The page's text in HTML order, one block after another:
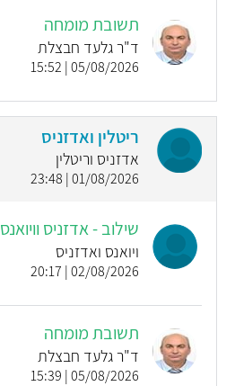
תשובת מומחה
ד"ר גלעד חבצלת
05/08/2026 | 15:52
ריטלין ואדזניס
אדזניס וריטלין
01/08/2026 | 23:48
שילוב - אדזניס וויואנס
ויואנס ואדזניס
02/08/2026 | 20:17
תשובת מומחה
ד"ר גלעד חבצלת
05/08/2026 | 15:39